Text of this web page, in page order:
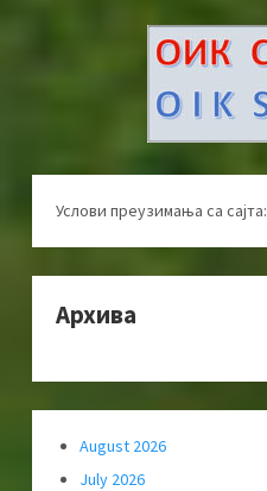
Услови преузимања са сајта:
Архива
August 2026
July 2026